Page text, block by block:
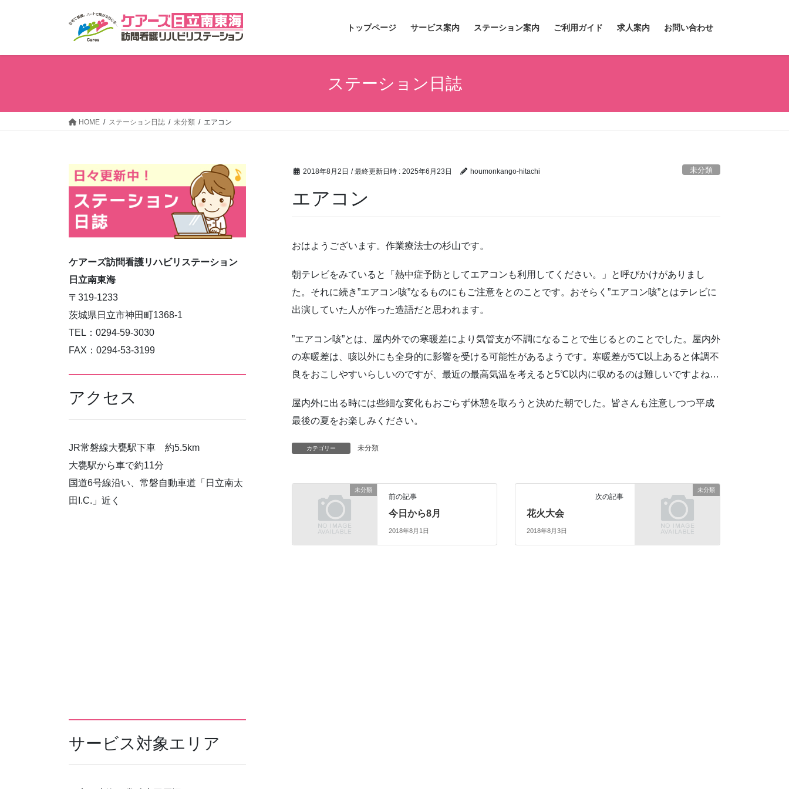
トップページ サービス案内 ステーション案内 ご利用ガイド 求人案内 お問い合わせ
ステーション日誌
HOME ステーション日誌 未分類 エアコン
2018年8月2日 / 最終更新日時 : 2025年6月23日 houmonkango-hitachi 未分類
エアコン
おはようございます。作業療法士の杉山です。
朝テレビをみていると「熱中症予防としてエアコンも利用してください。」と呼びかけがありまし
た。それに続き”エアコン咳”なるものにもご注意をとのことです。おそらく”エアコン咳”とはテレビに
出演していた人が作った造語だと思われます。
”エアコン咳”とは、屋内外での寒暖差により気管支が不調になることで生じるとのことでした。屋内外
の寒暖差は、咳以外にも全身的に影響を受ける可能性があるようです。寒暖差が5℃以上あると体調不
良をおこしやすいらしいのですが、最近の最高気温を考えると5℃以内に収めるのは難しいですよね…
屋内外に出る時には些細な変化もおごらず休憩を取ろうと決めた朝でした。皆さんも注意しつつ平成
最後の夏をお楽しみください。
カテゴリー 未分類
未分類
前の記事
今日から8月
2018年8月1日
未分類
次の記事
花火大会
2018年8月3日
ケアーズ訪問看護リハビリステーション
日立南東海
〒319-1233
茨城県日立市神田町1368-1
TEL：0294-59-3030
FAX：0294-53-3199
アクセス
JR常磐線大甕駅下車 約5.5km
大甕駅から車で約11分
国道6号線沿い、常磐自動車道「日立南太
田I.C.」近く
サービス対象エリア